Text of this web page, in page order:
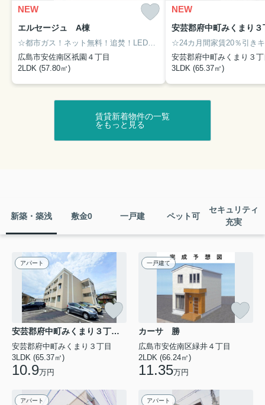
NEW
エルセージュ A棟
☆都市ガス！ネット無料！追焚！LED照明付！駐車場２台分！☆
広島市安佐南区祇園４丁目
2LDK (57.80㎡)
NEW
安芸郡府中町みくまり３
3LDK (65.37㎡)
賃貸新着物件の一覧
をもっと見る
新築・築浅 敷金0 一戸建 ペット可
セキュリティ
充実
アパート
安芸郡府中町みくまり３丁目のアパート
安芸郡府中町みくまり３丁目
3LDK (65.37㎡)
10.9万円
一戸建て
カーサ 勝
広島市安佐南区緑井４丁目
2LDK (66.24㎡)
11.35万円
アパート アパート